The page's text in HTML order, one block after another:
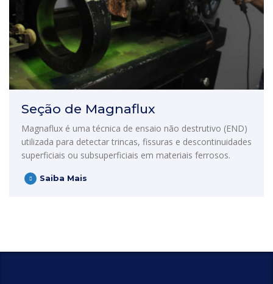
Seção de Magnaflux
Magnaflux é uma técnica de ensaio não destrutivo (END)
utilizada para detectar trincas, fissuras e descontinuidades
superficiais ou subsuperficiais em materiais ferrosos.
Saiba Mais